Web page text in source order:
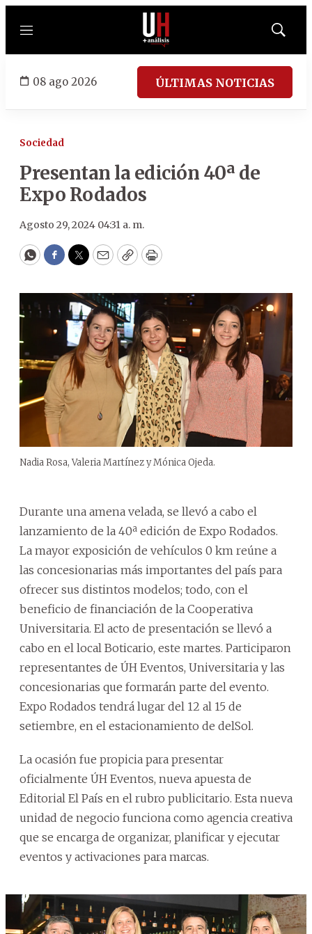
Menú
Mostrar
08 ago 2026 ÚLTIMAS NOTICIAS
Sociedad
Presentan la edición 40ª de
Expo Rodados
Agosto 29, 2024 04:31 a. m.
WhatsApp
Facebook
Twitter
EmailCopyPrint
Nadia Rosa, Valeria Martínez y Mónica Ojeda.
Durante una amena velada, se llevó a cabo el
lanzamiento de la 40ª edición de Expo Rodados.
La mayor exposición de vehículos 0 km reúne a
las concesionarias más importantes del país para
ofrecer sus distintos modelos; todo, con el
beneficio de financiación de la Cooperativa
Universitaria. El acto de presentación se llevó a
cabo en el local Boticario, este martes. Participaron
representantes de ÚH Eventos, Universitaria y las
concesionarias que formarán parte del evento.
Expo Rodados tendrá lugar del 12 al 15 de
setiembre, en el estacionamiento de delSol.
La ocasión fue propicia para presentar
oficialmente ÚH Eventos, nueva apuesta de
Editorial El País en el rubro publicitario. Esta nueva
unidad de negocio funciona como agencia creativa
que se encarga de organizar, planificar y ejecutar
eventos y activaciones para marcas.